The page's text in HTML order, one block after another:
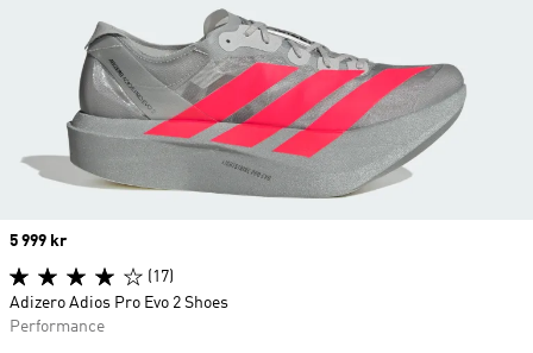
Price
5 999 kr
(17)
Adizero Adios Pro Evo 2 Shoes
Performance